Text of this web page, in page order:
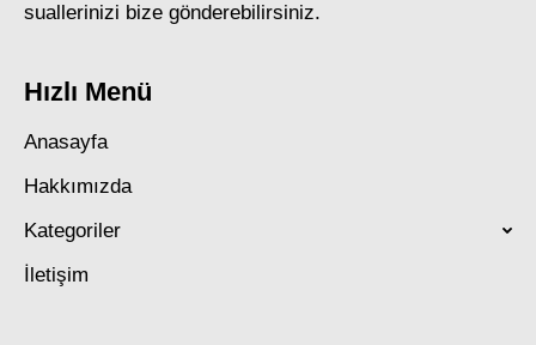
suallerinizi bize gönderebilirsiniz.
Hızlı Menü
Anasayfa
Hakkımızda
Kategoriler
İletişim